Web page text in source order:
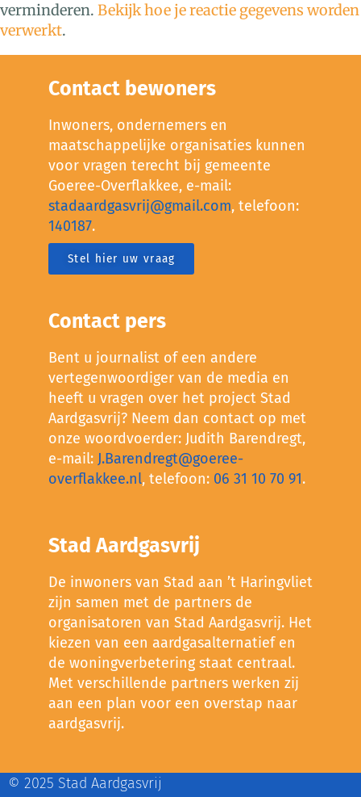
verminderen. Bekijk hoe je reactie gegevens worden
verwerkt.
Contact bewoners
Inwoners, ondernemers en
maatschappelijke organisaties kunnen
voor vragen terecht bij gemeente
Goeree-Overflakkee, e-mail:
stadaardgasvrij@gmail.com, telefoon:
140187.
Stel hier uw vraag
Contact pers
Bent u journalist of een andere
vertegenwoordiger van de media en
heeft u vragen over het project Stad
Aardgasvrij? Neem dan contact op met
onze woordvoerder: Judith Barendregt,
e-mail: J.Barendregt@goeree-
overflakkee.nl, telefoon: 06 31 10 70 91.
Stad Aardgasvrij
De inwoners van Stad aan ’t Haringvliet
zijn samen met de partners de
organisatoren van Stad Aardgasvrij. Het
kiezen van een aardgasalternatief en
de woningverbetering staat centraal.
Met verschillende partners werken zij
aan een plan voor een overstap naar
aardgasvrij.
© 2025 Stad Aardgasvrij